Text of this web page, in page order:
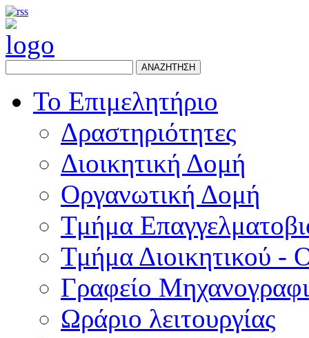
ΑΝΑΖΗΤΗΣΗ
Το Επιμελητήριο
Δραστηριότητες
Διοικητική Δομή
Οργανωτική Δομή
Τμήμα
Τμήμα Διοικητικού -
Γραφείο
Ωράριο λειτουργίας